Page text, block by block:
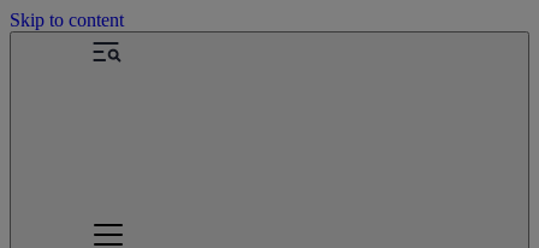
Skip to content